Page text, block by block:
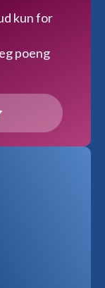
kun for
poeng